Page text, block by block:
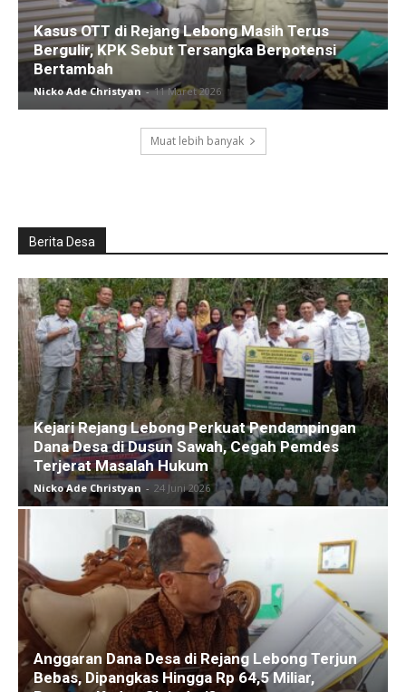
Kasus OTT di Rejang Lebong Masih Terus
Bergulir, KPK Sebut Tersangka Berpotensi
Bertambah
Nicko Ade Christyan - 11 Maret 2026
Muat lebih banyak
Berita Desa
Kejari Rejang Lebong Perkuat Pendampingan
Dana Desa di Dusun Sawah, Cegah Pemdes
Terjerat Masalah Hukum
Nicko Ade Christyan - 24 Juni 2026
Anggaran Dana Desa di Rejang Lebong Terjun
Bebas, Dipangkas Hingga Rp 64,5 Miliar,